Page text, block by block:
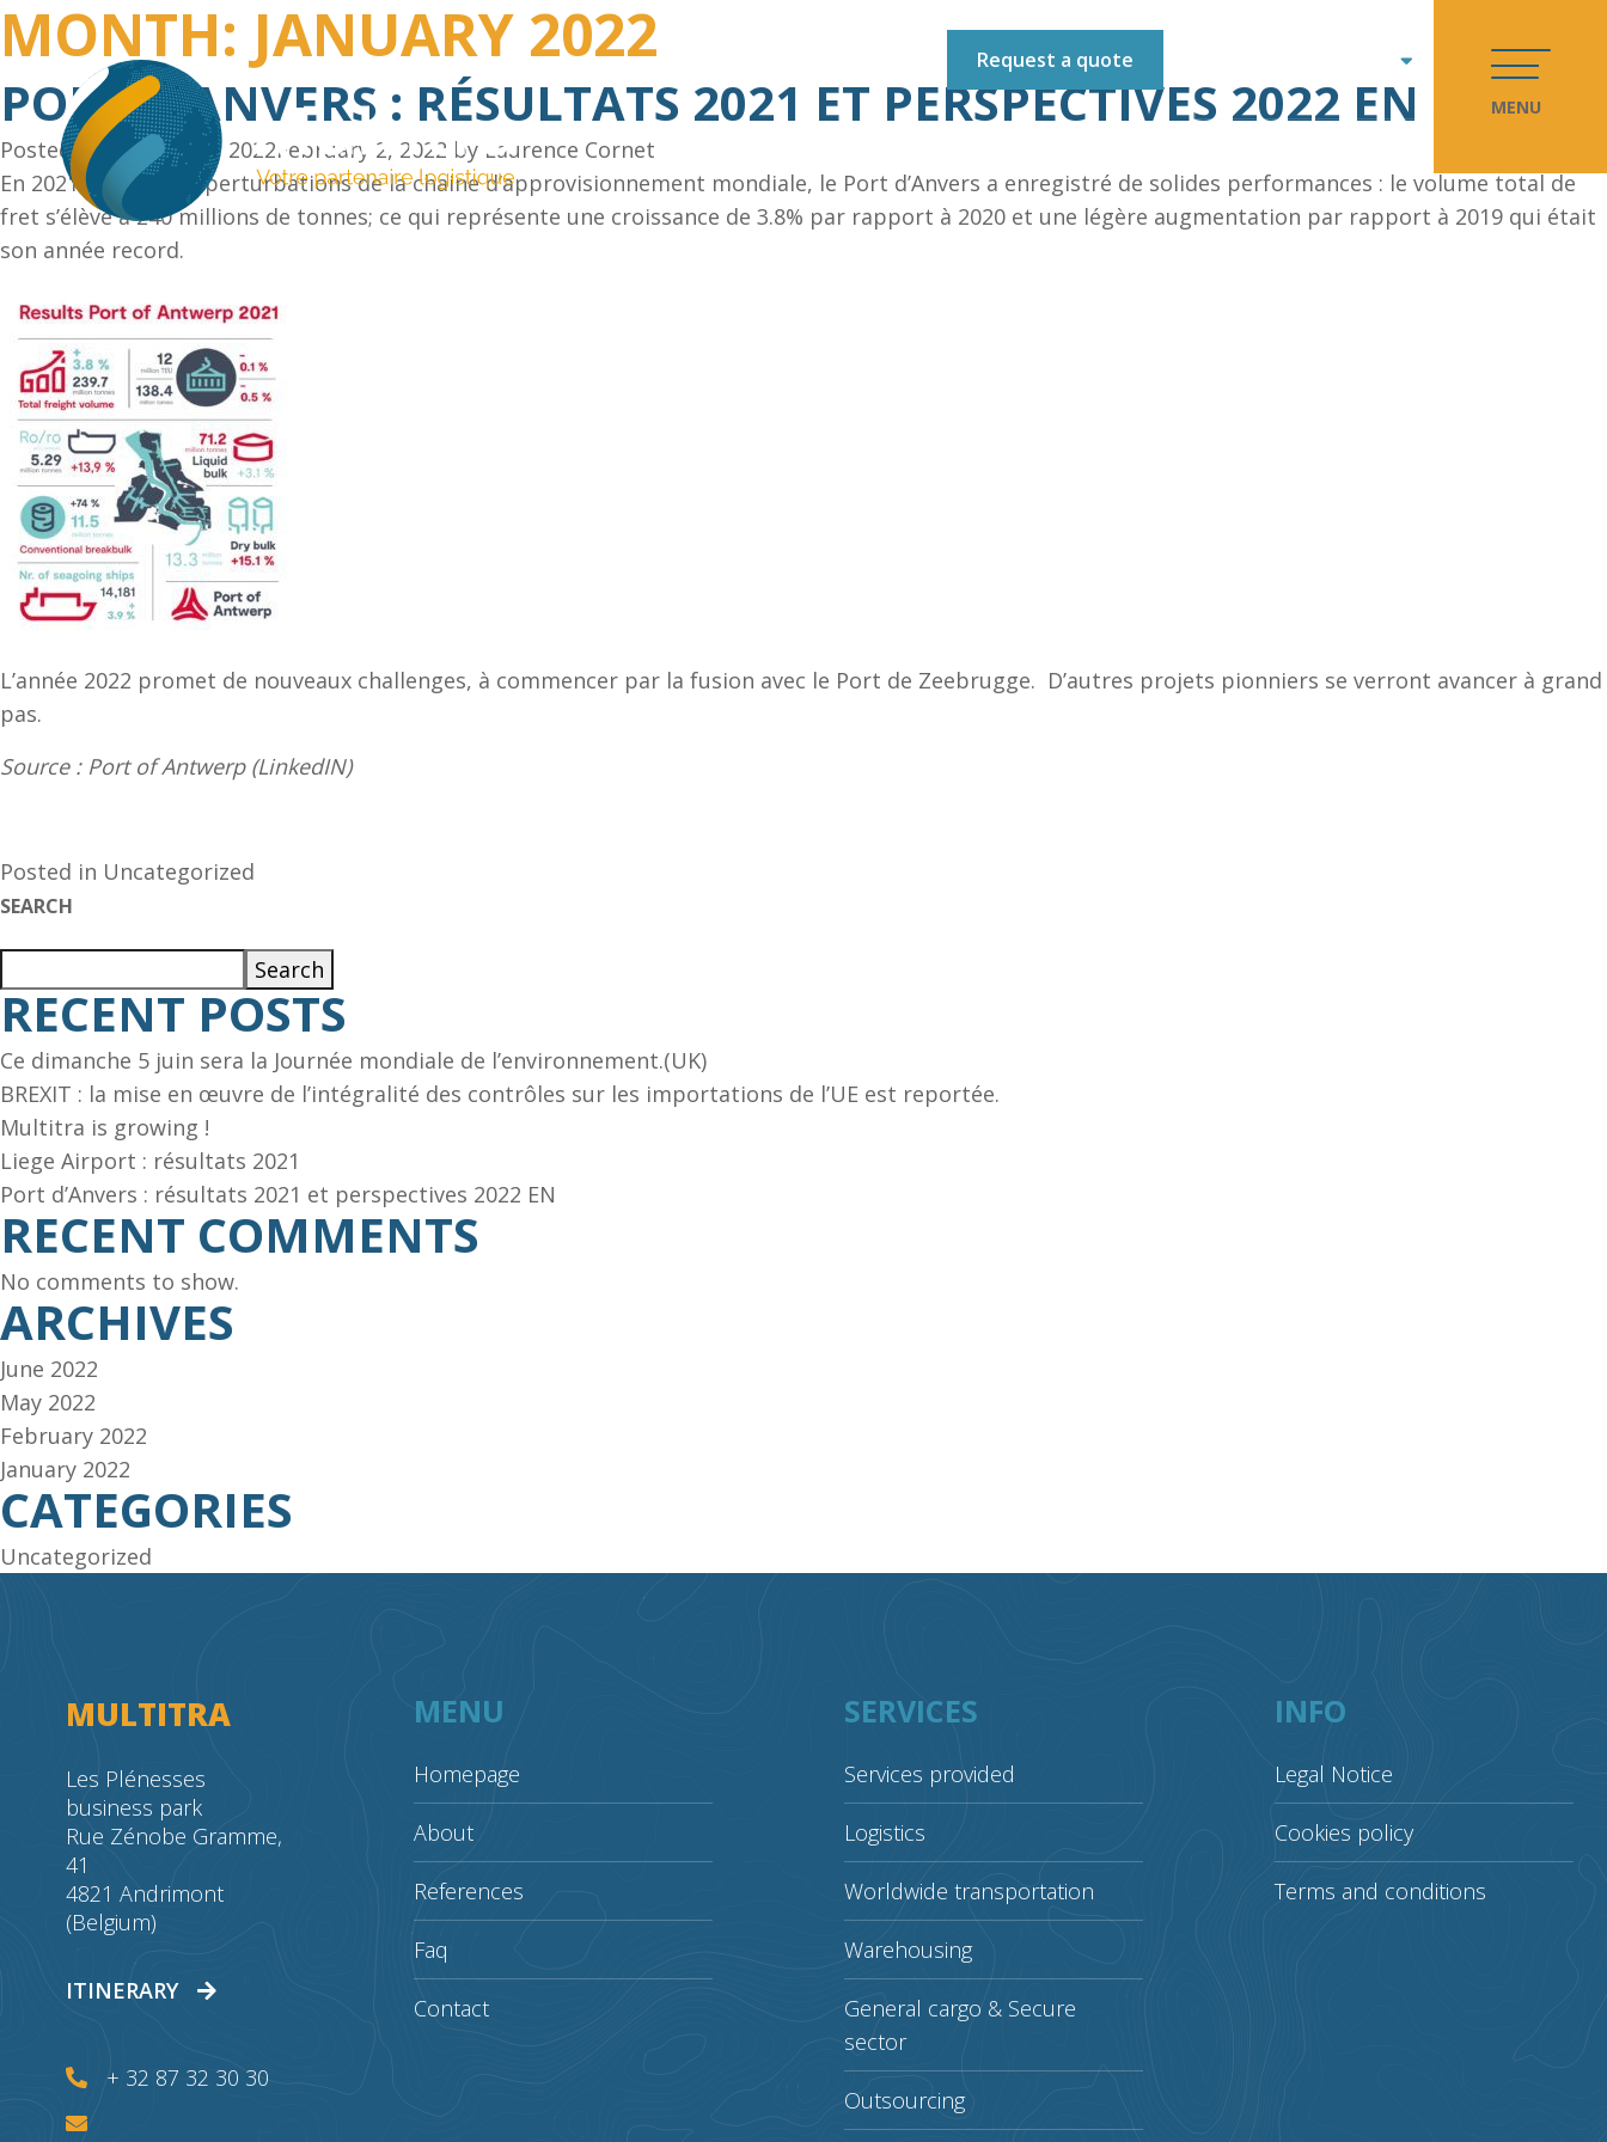
Request a quote
MENU
MONTH: JANUARY 2022
PORT D’ANVERS : RÉSULTATS 2021 ET PERSPECTIVES 2022 EN
Posted on January 20, 2022February 2, 2022 by Laurence Cornet
En 2021, malgré les perturbations de la chaine d’approvisionnement mondiale, le Port d’Anvers a enregistré de solides performances : le volume total de
fret s’élève à 240 millions de tonnes; ce qui représente une croissance de 3.8% par rapport à 2020 et une légère augmentation par rapport à 2019 qui était
son année record.
L’année 2022 promet de nouveaux challenges, à commencer par la fusion avec le Port de Zeebrugge. D’autres projets pionniers se verront avancer à grand
pas.
Source : Port of Antwerp (LinkedIN)
Posted in Uncategorized
SEARCH
Search
RECENT POSTS
Ce dimanche 5 juin sera la Journée mondiale de l’environnement.(UK)
BREXIT : la mise en œuvre de l’intégralité des contrôles sur les importations de l’UE est reportée.
Multitra is growing !
Liege Airport : résultats 2021
Port d’Anvers : résultats 2021 et perspectives 2022 EN
RECENT COMMENTS
No comments to show.
ARCHIVES
June 2022
May 2022
February 2022
January 2022
CATEGORIES
Uncategorized
MULTITRA
Les Plénesses
business park
Rue Zénobe Gramme,
41
4821 Andrimont
(Belgium)
ITINERARY
+ 32 87 32 30 30
MENU
Homepage
About
References
Faq
Contact
SERVICES
Services provided
Logistics
Worldwide transportation
Warehousing
General cargo & Secure
sector
Outsourcing
INFO
Legal Notice
Cookies policy
Terms and conditions